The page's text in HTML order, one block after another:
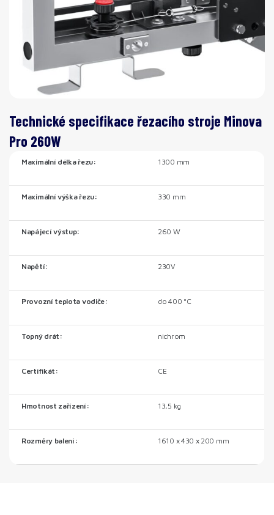
Technické specifikace řezacího stroje Minova
Pro 260W
Maximální délka řezu: 1300 mm
Maximální výška řezu: 330 mm
Napájecí výstup: 260 W
Napětí: 230V
Provozní teplota vodiče: do 400 °C
Topný drát: nichrom
Certifikát: CE
Hmotnost zařízení: 13,5 kg
Rozměry balení: 1610 x 430 x 200 mm